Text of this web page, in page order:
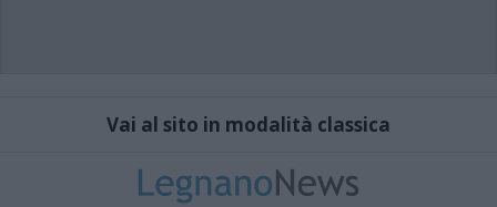
Vai al sito in modalità classica